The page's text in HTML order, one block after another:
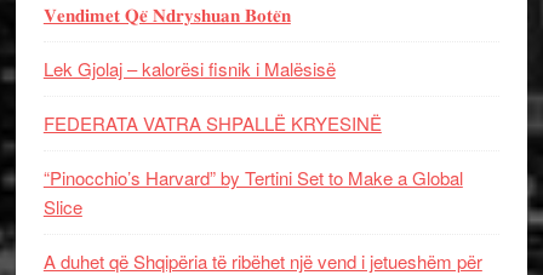
𝐕𝐞𝐧𝐝𝐢𝐦𝐞𝐭 𝐐𝐞̈ 𝐍𝐝𝐫𝐲𝐬𝐡𝐮𝐚𝐧 𝐁𝐨𝐭𝐞̈𝐧
Lek Gjolaj – kalorësi fisnik i Malësisë
FEDERATA VATRA SHPALLË KRYESINË
“Pinocchio’s Harvard” by Tertini Set to Make a Global
Slice
A duhet që Shqipëria të ribëhet një vend i jetueshëm për